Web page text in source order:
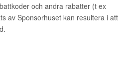
och andra rabatter (t ex
av Sponsorhuset kan resultera i att